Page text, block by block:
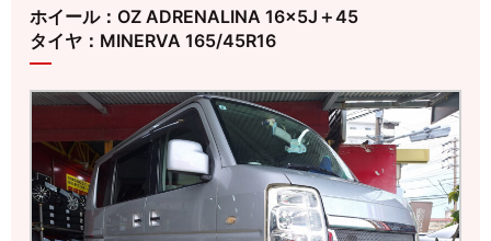
ホイール：OZ ADRENALINA 16×5J＋45
タイヤ：MINERVA 165/45R16